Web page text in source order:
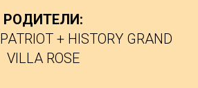
РОДИТЕЛИ:
+ HISTORY GRAND
VILLA ROSE